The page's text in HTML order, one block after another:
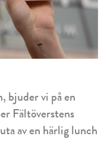
bjuder vi på en
Fältöverstens
av en härlig lunch